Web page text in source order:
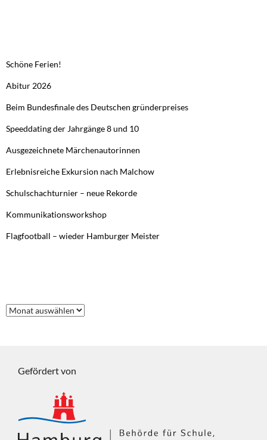
Schöne Ferien!
Abitur 2026
Beim Bundesfinale des Deutschen gründerpreises
Speeddating der Jahrgänge 8 und 10
Ausgezeichnete Märchenautorinnen
Erlebnisreiche Exkursion nach Malchow
Schulschachturnier – neue Rekorde
Kommunikationsworkshop
Flagfootball – wieder Hamburger Meister
Frühere
Beiträge
Gefördert von